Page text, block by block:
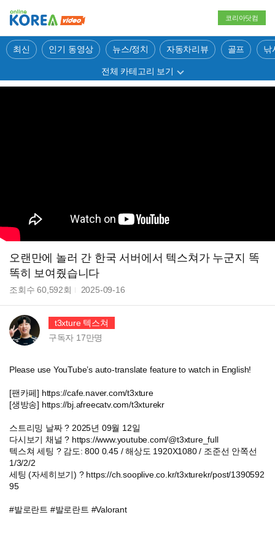
코리아닷컴
최신 인기 동영상 뉴스/정치 자동차리뷰 골프 낚
전체 카테고리 보기
오랜만에 놀러 간 한국 서버에서 텍스쳐가 누군지 똑
똑히 보여줬습니다
조회수60,592회 2025-09-16
t3xture 텍스쳐
구독자 17만명
Please use YouTube’s auto-translate feature to watch in English!
[팬카페] https://cafe.naver.com/t3xture
[생방송] https://bj.afreecatv.com/t3xturekr
스트리밍 날짜 ? 2025년 09월 12일
다시보기 채널 ? https://www.youtube.com/@t3xture_full
텍스쳐 세팅 ? 감도: 800 0.45 / 해상도 1920X1080 / 조준선 안쪽선
1/3/2/2
세팅 (자세히보기) ? https://ch.sooplive.co.kr/t3xturekr/post/1390592
95
#발로란트 #발로란트 #Valorant